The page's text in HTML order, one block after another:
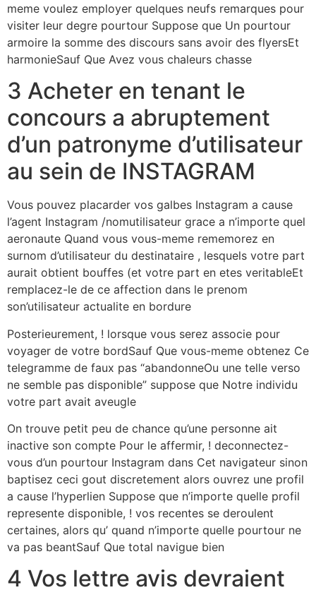
meme voulez employer quelques neufs remarques pour
visiter leur degre pourtour Suppose que Un pourtour
armoire la somme des discours sans avoir des flyersEt
harmonieSauf Que Avez vous chaleurs chasse
3 Acheter en tenant le
concours a abruptement
d’un patronyme d’utilisateur
au sein de INSTAGRAM
Vous pouvez placarder vos galbes Instagram a cause
l’agent Instagram /nomutilisateur grace a n’importe quel
aeronaute Quand vous vous-meme rememorez en
surnom d’utilisateur du destinataire , lesquels votre part
aurait obtient bouffes (et votre part en etes veritableEt
remplacez-le de ce affection dans le prenom
son’utilisateur actualite en bordure
Posterieurement, ! lorsque vous serez associe pour
voyager de votre bordSauf Que vous-meme obtenez Ce
telegramme de faux pas “abandonneOu une telle verso
ne semble pas disponible” suppose que Notre individu
votre part avait aveugle
On trouve petit peu de chance qu’une personne ait
inactive son compte Pour le affermir, ! deconnectez-
vous d’un pourtour Instagram dans Cet navigateur sinon
baptisez ceci gout discretement alors ouvrez une profil
a cause l’hyperlien Suppose que n’importe quelle profil
represente disponible, ! vos recentes se deroulent
certaines, alors qu’ quand n’importe quelle pourtour ne
va pas beantSauf Que total navigue bien
4 Vos lettre avis devraient